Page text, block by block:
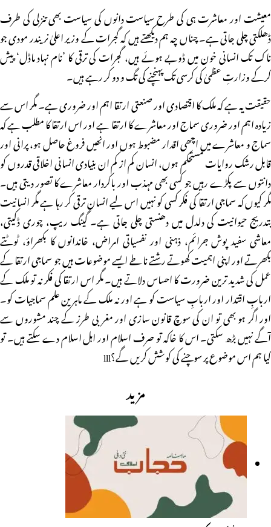
معیشت اور معاشرت ہی کی طرح سیاست دانوں کی سیاست بھی تنزلی کی طرف
ڈھلکتی چلی جاتی ہے۔ چناں چہ ہم دیکھتے ہیں کہ گجرات کے وزیر اعلیٰ نریندر مودی جو
ناک تک انسانی خون میں ڈوبے ہوئے ہیں، گجرات کی ترقی کا ’نام نہاد ماڈل‘ پیش
کرکے وزارتِ عظمیٰ کی کرسی تک پہنچنے کی تگ و دو کر رہے ہیں۔
حقیقت یہ ہے کہ ملک کا اقتصادی اور صنعتی ارتقا اہم اور ضروری ہے۔ مگر اس سے
زیادہ اہم اور ضروری سماج اور معاشرے کا ارتقا ہے اور اس ارتقا کا مطلب ہے کہ
سماج و معاشرے میں اچھی اقدار مضبوط ہوں اور انھیں فروغ حاصل ہو، پرانی اور
قابل رشک روایات مستحکم ہوں، انسان کم از کم ان بنیادی انسانی اخلاقی قدروں کو
دانتوں سے پکڑے رہیں جو کسی بھی مہذب اور باکردار معاشرے کا تصور دیتی ہیں۔
مگر کیوں کہ سماجی ارتقا کی فکر کسی کو نہیں اس لیے انسان ترقی کر رہا ہے مگر انسانیت
بتدریج حیوانیت کی دلدل میں دھنستی چلی جاتی ہے۔ گینگ ریپ، چوری ڈکیتی،
معاشی سفید پوش جرائم، ذہنی اور نفسیاتی امراض، خاندانوں کا بکھراؤ، ٹوٹتے
بکھرتے اور اپنی اہمیت کھوتے رشتے ناطے ایسے موضوعات ہیں جو سماجی ارتقا کے
عمل کی شدید ترین ضرورت کا احساس دلاتے ہیں۔ مگر اس ارتقا کی فکر نہ تو ملک کے
اربابِ اقتدار اور اربابِ سیاست کو ہے اور نہ ملک کے ماہرین علم سماجیات کو۔
اور اگر ہو بھی تو ان کی سوچ قانون سازی اور مغربی طرز کے چند مشوروں سے
آگے نہیں بڑھ سکتی۔ اس کا خاکہ تو صرف اسلام اور اہل اسلام دے سکتے ہیں۔ تو
کیا ہم اس موضوع پر سوچنے کی کوشش کریں گے؟lll
مزید